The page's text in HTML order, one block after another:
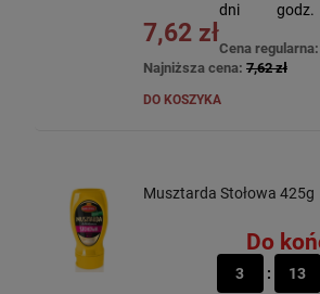
dni
godz.
7,62 zł
Cena regularna:
Najniższa cena: 7,62 zł
DO KOSZYKA
Musztarda Stołowa 425g
Do
3
13